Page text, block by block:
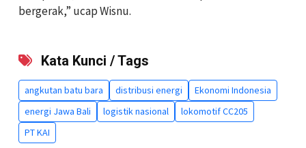
bergerak,” ucap Wisnu.
Kata Kunci / Tags
angkutan batu bara distribusi energi
Ekonomi Indonesia
energi Jawa Bali
logistik nasional
lokomotif CC205
PT KAI